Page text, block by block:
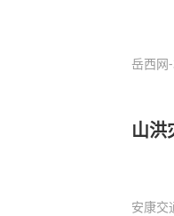
岳西网
山洪
安康交